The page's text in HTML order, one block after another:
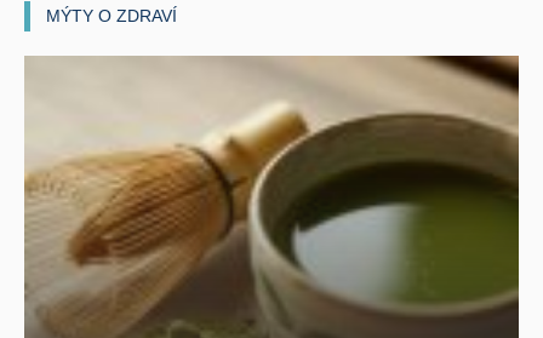
MÝTY O ZDRAVÍ